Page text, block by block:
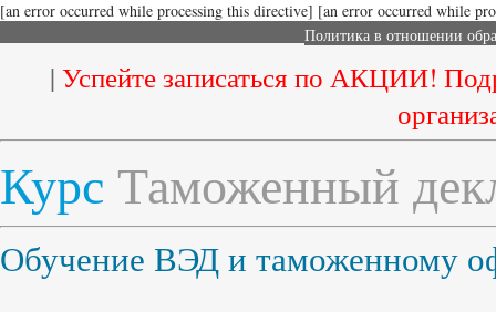
[an error occurred while processing this directive] [an error occurred while
Политика в отношении
| Успейте записаться по АКЦИИ!
Курс Таможенный
Обучение ВЭД и таможенному